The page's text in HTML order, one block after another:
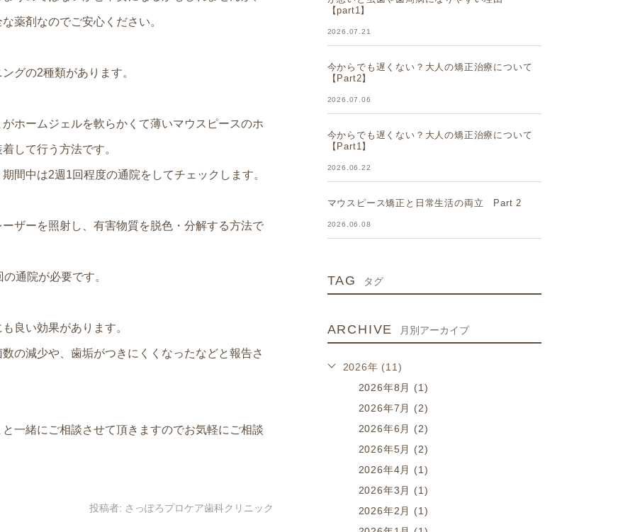
薬剤なのでご安心ください。
グの2種類があります。
ホームジェルを軟らかくて薄いマウスピースのホ
して行う方法です。
間中は2週1回程度の通院をしてチェックします。
ザーを照射し、有害物質を脱色・分解する方法で
通院が必要です。
良い効果があります。
の減少や、歯垢がつきにくくなったなどと報告さ
一緒にご相談させて頂きますのでお気軽にご相談
投稿者: さっぽろプロケア歯科クリニック
【part1】
2026.07.21
今からでも遅くない？大人の矯正治療について
【Part2】
2026.07.06
今からでも遅くない？大人の矯正治療について
【Part1】
2026.06.22
マウスピース矯正と日常生活の両立 Part 2
2026.06.08
TAG タグ
ARCHIVE 月別アーカイブ
2026年 (11)
2026年8月 (1)
2026年7月 (2)
2026年6月 (2)
2026年5月 (2)
2026年4月 (1)
2026年3月 (1)
2026年2月 (1)